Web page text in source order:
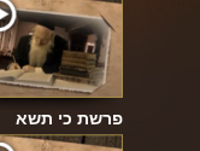
פרשת כי תשא